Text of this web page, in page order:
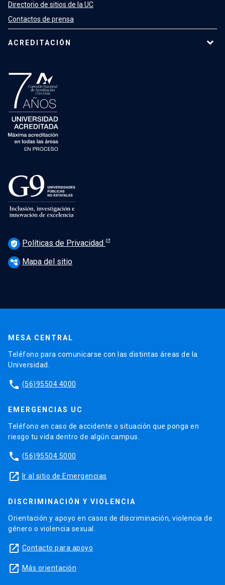
Directorio de sitios de la UC
Contactos de prensa
ACREDITACIÓN
verified_user Políticas de Privacidad
account_tree Mapa del sitio
MESA CENTRAL
Teléfono para comunicarse con las distintas áreas de la
Universidad.
phone (56)95504 4000
EMERGENCIAS UC
Teléfono en caso de accidente o situación que ponga en
riesgo tu vida dentro de algún campus.
phone (56)95504 5000
launch Ir al sitio de Emergencias
DISCRIMINACIÓN Y VIOLENCIA
Orientación y apoyo en casos de discriminación, violencia de
género o violencia sexual.
launch Contacto para apoyo
launch Más orientación